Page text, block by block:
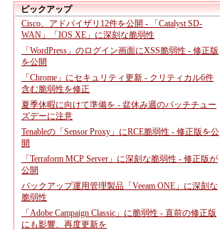
ピックアップ
Cisco、アドバイザリ12件を公開 - 「Catalyst SD-
WAN」「IOS XE」に深刻な脆弱性
「WordPress」のログイン画面にXSS脆弱性 - 修正版
を公開
「Chrome」にセキュリティ更新 - クリティカル6件
含む脆弱性を修正
夏季休暇に向けて準備を - 盆休み週のパッチチュー
ズデーに注意
Tenableの「Sensor Proxy」にRCE脆弱性 - 修正版を公
開
「Terraform MCP Server」に深刻な脆弱性 - 修正版が
公開
バックアップ運用管理製品「Veeam ONE」に深刻な
脆弱性
「Adobe Campaign Classic」に脆弱性 - 直前の修正版
にも影響、再度更新を